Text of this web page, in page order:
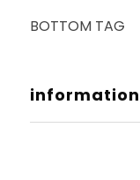
BOTTOM TAG